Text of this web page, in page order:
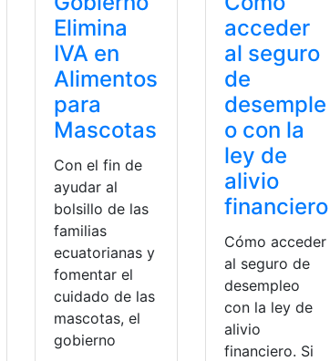
Elimina
IVA en
Alimentos
para
Mascotas
Con el fin de
ayudar al
bolsillo de las
familias
ecuatorianas y
fomentar el
cuidado de las
mascotas, el
gobierno
acceder
al seguro
de
desemple
o con la
ley de
alivio
financiero
Cómo acceder
al seguro de
desempleo
con la ley de
alivio
financiero. Si